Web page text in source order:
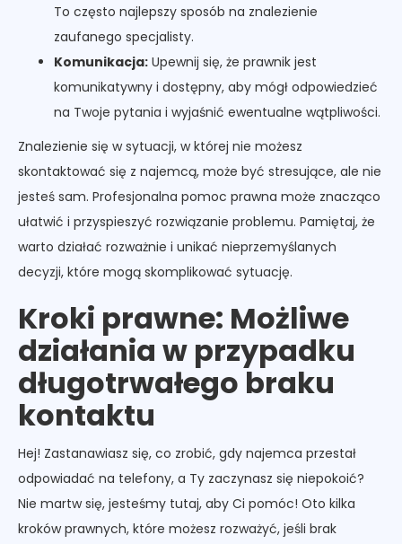
To często najlepszy sposób na znalezienie
zaufanego specjalisty.
Komunikacja: Upewnij się, że prawnik jest
komunikatywny i dostępny, aby mógł odpowiedzieć
na Twoje pytania i wyjaśnić ewentualne wątpliwości.
Znalezienie się w sytuacji, w której nie możesz
skontaktować się z najemcą, może być stresujące, ale nie
jesteś sam. Profesjonalna pomoc prawna może znacząco
ułatwić i przyspieszyć rozwiązanie problemu. Pamiętaj, że
warto działać rozważnie i unikać nieprzemyślanych
decyzji, które mogą skomplikować sytuację.
Kroki prawne: Możliwe
działania w przypadku
długotrwałego braku
kontaktu
Hej! Zastanawiasz się, co zrobić, gdy najemca przestał
odpowiadać na telefony, a Ty zaczynasz się niepokoić?
Nie martw się, jesteśmy tutaj, aby Ci pomóc! Oto kilka
kroków prawnych, które możesz rozważyć, jeśli brak